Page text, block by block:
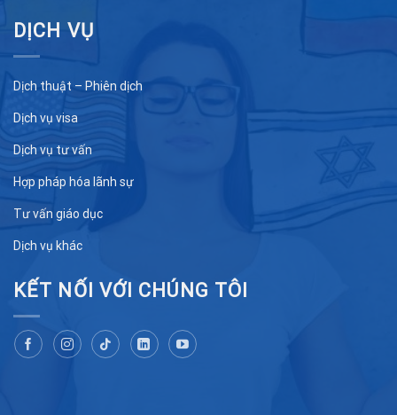
DỊCH VỤ
Dịch thuật – Phiên dịch
Dịch vụ visa
Dịch vụ tư vấn
Hợp pháp hóa lãnh sự
Tư vấn giáo dục
Dịch vụ khác
KẾT NỐI VỚI CHÚNG TÔI